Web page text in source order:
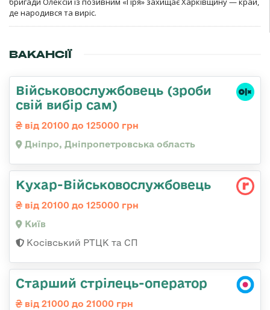
де народився та виріс.
ВАКАНСІЇ
Військовослужбовець (зроби
свій вибір сам)
від 20100 до 125000 грн
Дніпро, Дніпропетровська область
Кухар-Військовослужбовець
від 20100 до 125000 грн
Київ
Косівський РТЦК та СП
Старший стрілець-оператор
від 21000 до 21000 грн